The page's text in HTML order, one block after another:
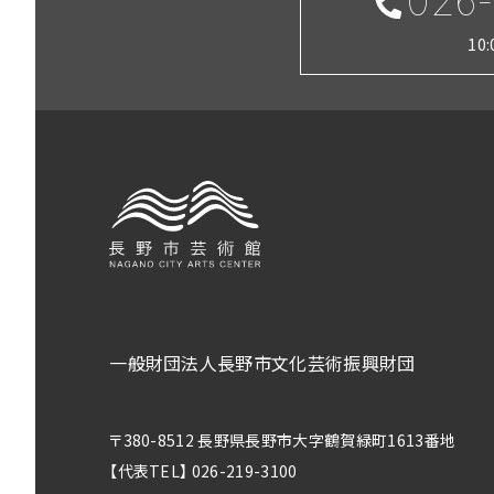
一般財団法人長野市文化芸術振興財団
〒380-8512 長野県長野市大字鶴賀緑町1613番地
【代表TEL】 026-219-3100